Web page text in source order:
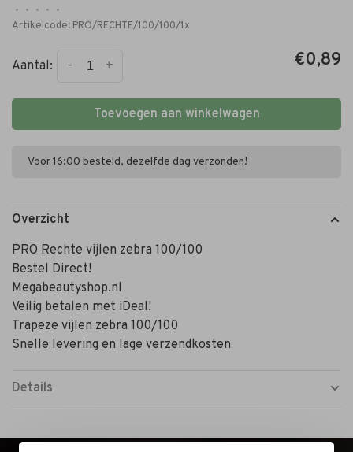
• • • •
•
Artikelcode: PRO/RECHTE/100/100/1x
Aantal: +
- €0,89
Toevoegen aan winkelwagen
Voor 16:00 besteld, dezelfde dag verzonden!
Overzicht
PRO Rechte vijlen zebra 100/100
Bestel Direct!
Megabeautyshop.nl
Veilig betalen met iDeal!
Trapeze vijlen zebra 100/100
Snelle levering en lage verzendkosten
Details